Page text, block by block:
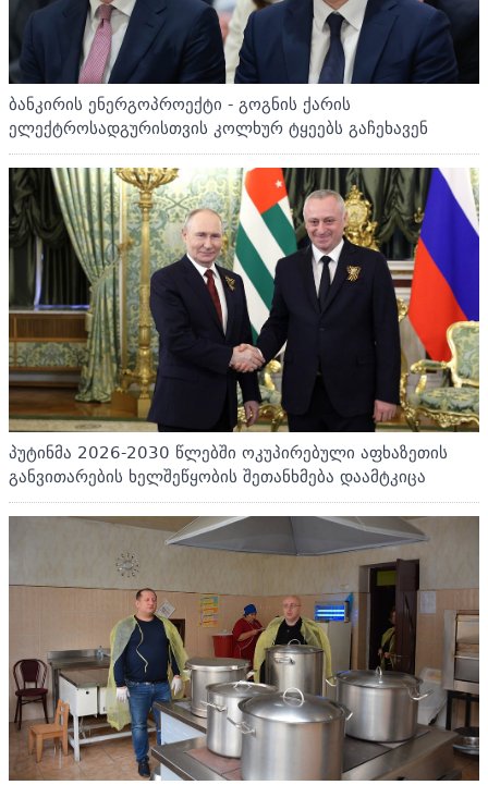
ბანკირის ენერგოპროექტი - გოგნის ქარის
ელექტროსადგურისთვის კოლხურ ტყეებს გაჩეხავენ
პუტინმა 2026-2030 წლებში ოკუპირებული აფხაზეთის
განვითარების ხელშეწყობის შეთანხმება დაამტკიცა